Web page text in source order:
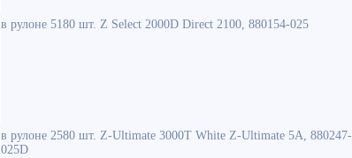
в рулоне 5180 шт. Z Select 2000D Direct 2100, 880154-025
в рулоне 2580 шт. Z-Ultimate 3000T White Z-Ultimate 5A, 880247-
025D